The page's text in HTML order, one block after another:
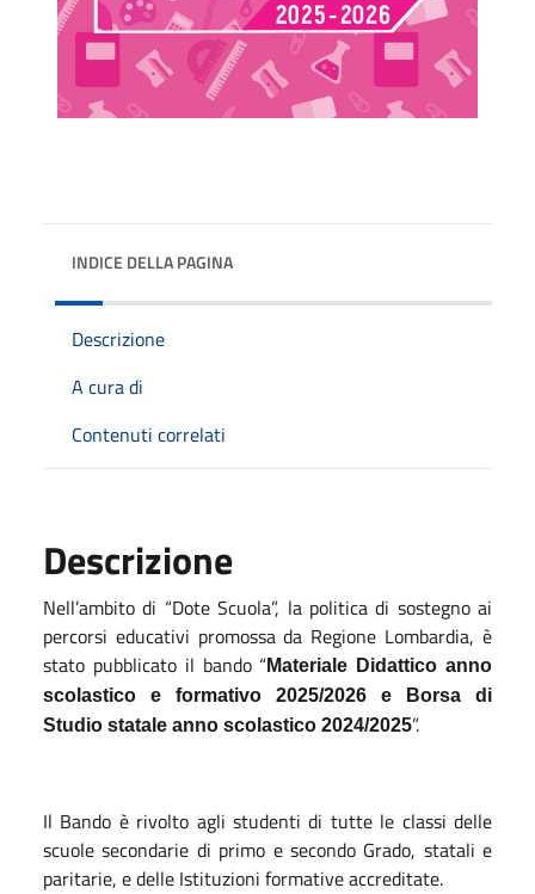
INDICE DELLA PAGINA
Descrizione
A cura di
Contenuti correlati
Descrizione
Nell’ambito di “Dote Scuola”, la politica di sostegno ai
percorsi educativi promossa da Regione Lombardia, è
stato pubblicato il bando “ Materiale Didattico anno
scolastico e formativo 2025/2026 e Borsa di
Studio statale anno scolastico 2024/2025”.
Il Bando è rivolto agli studenti di tutte le classi delle
scuole secondarie di primo e secondo Grado, statali e
paritarie, e delle Istituzioni formative accreditate.